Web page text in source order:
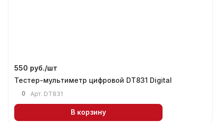
550 руб./шт
Тестер-мультиметр цифровой DT831 Digital
0 Арт. DT831
В корзину